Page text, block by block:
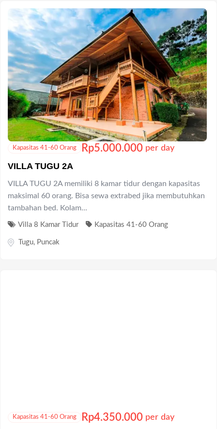
Kapasitas 41-60 Orang Rp5.000.000 per day
VILLA TUGU 2A
VILLA TUGU 2A memiliki 8 kamar tidur dengan kapasitas
maksimal 60 orang. Bisa sewa extrabed jika membutuhkan
tambahan bed. Kolam...
Villa 8 Kamar Tidur Kapasitas 41-60 Orang
Tugu, Puncak
Kapasitas 41-60 Orang Rp4.350.000 per day